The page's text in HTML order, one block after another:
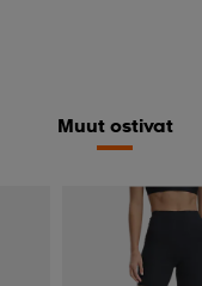
Muut ostivat